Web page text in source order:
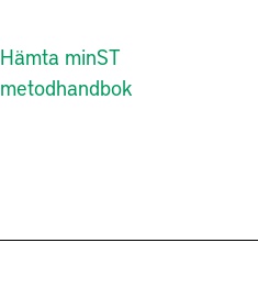
Hämta minST
metodhandbok